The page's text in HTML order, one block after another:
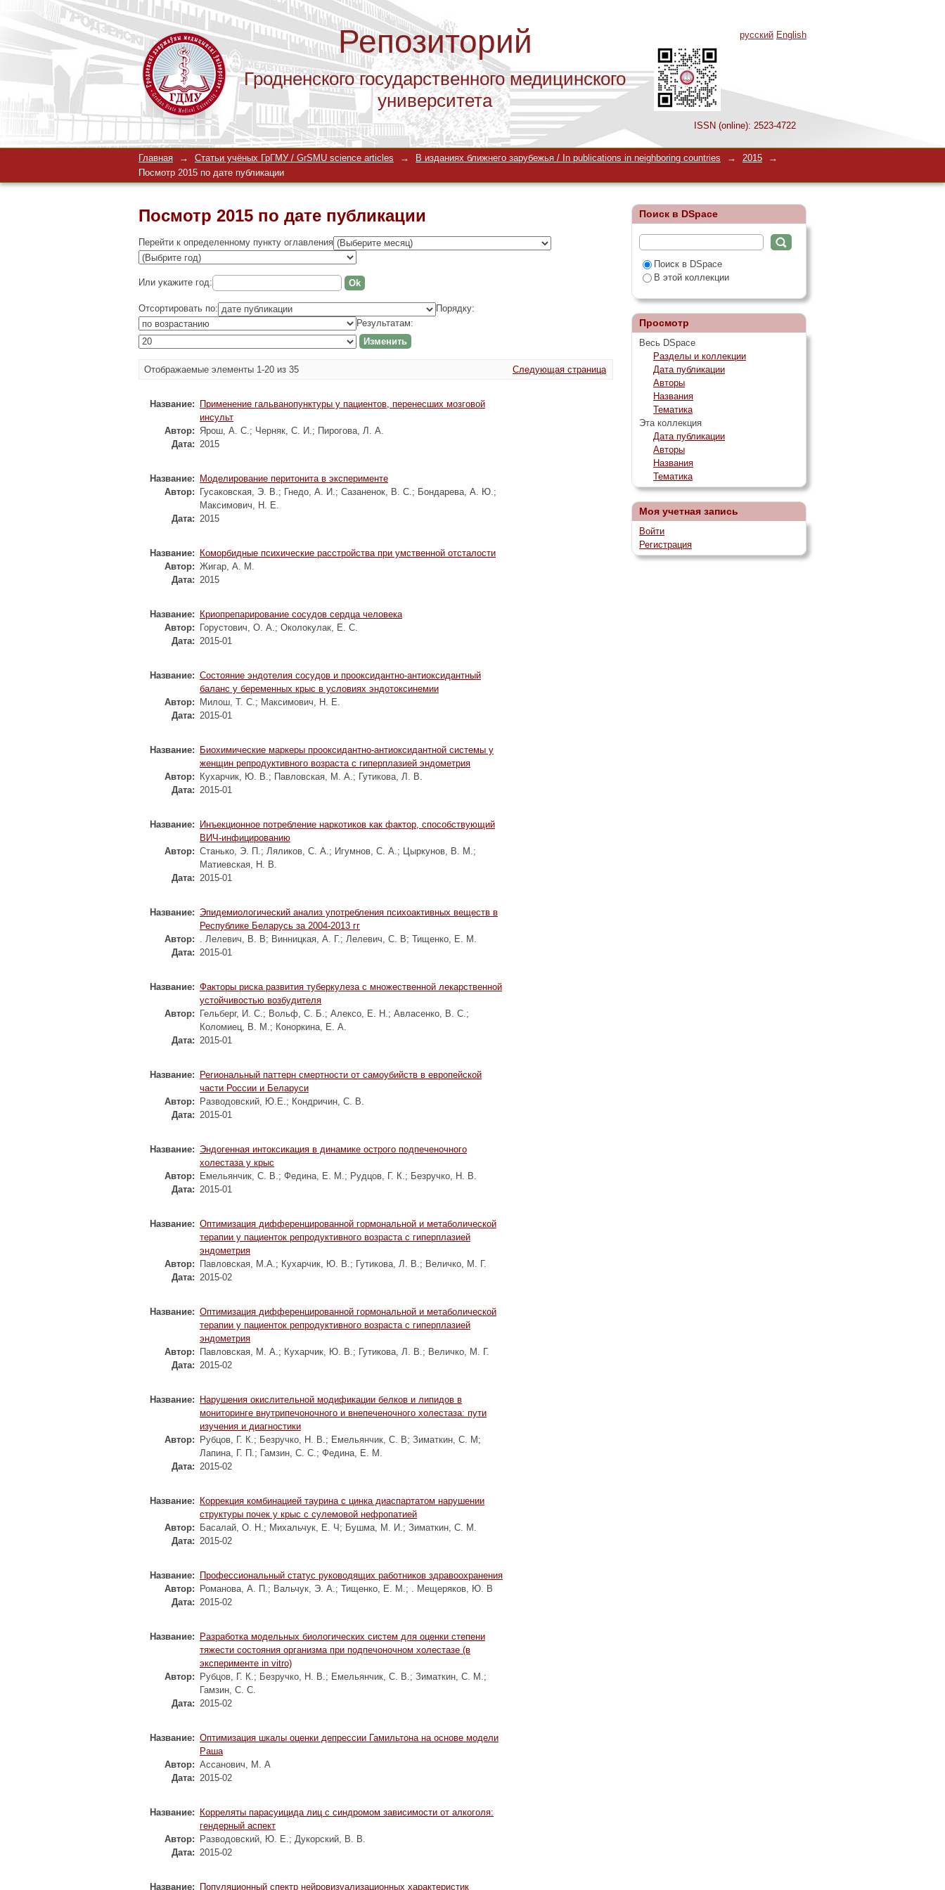
Репозиторий
Гродненского государственного медицинского
университета
ISSN (online): 2523-4722
Посмотр 2015 по дате публикации
русский English
Главная → Статьи учёных ГрГМУ / GrSMU science articles → В изданиях ближнего зарубежья / In publications in neighboring countries → 2015
→
Посмотр 2015 по дате публикации
Посмотр 2015 по дате публикации
Перейти к определенному пункту оглавления
Или укажите год:
Отсортировать по:
Порядку:
Результатам:
Отображаемые элементы 1-20 из 35 Следующая страница
Название:
Применение гальванопунктуры у пациентов, перенесших мозговой
инсульт
Автор: Ярош, А. С.; Черняк, С. И.; Пирогова, Л. А.
Дата: 2015
Название:
Моделирование перитонита в эксперименте
Автор:
Гусаковская, Э. В.; Гнедо, А. И.; Сазаненок, В. С.; Бондарева, А. Ю.;
Максимович, Н. Е.
Дата: 2015
Название:
Коморбидные психические расстройства при умственной отсталости
Автор: Жигар, А. М.
Дата: 2015
Название:
Криопрепарирование сосудов сердца человека
Автор:
Горустович, О. А.; Околокулак, Е. С.
Дата: 2015-01
Название: Состояние эндотелия сосудов и прооксидантно-антиоксидантный
баланс у беременных крыс в условиях эндотоксинемии
Автор:
Милош, Т. С.; Максимович, Н. Е.
Дата: 2015-01
Название:
Биохимические маркеры прооксидантно-антиоксидантной системы у
женщин репродуктивного возраста с гиперплазией эндометрия
Автор:
Кухарчик, Ю. В.; Павловская, М. А.; Гутикова, Л. В.
Дата: 2015-01
Название:
Инъекционное потребление наркотиков как фактор, способствующий
ВИЧ-инфицированию
Автор: Станько, Э. П.; Ляликов, С. А.; Игумнов, С. А.; Цыркунов, В. М.;
Матиевская, Н. В.
Дата: 2015-01
Название: Эпидемиологический анализ употребления психоактивных веществ в
Республике Беларусь за 2004-2013 гг
Автор: . Лелевич, В. В; Винницкая, А. Г.; Лелевич, С. В; Тищенко, Е. М.
Дата: 2015-01
Название: Факторы риска развития туберкулеза с множественной лекарственной
устойчивостью возбудителя
Автор:
Гельберг, И. С.; Вольф, С. Б.; Алексо, Е. Н.; Авласенко, В. С.;
Коломиец, В. М.; Коноркина, Е. А.
Дата: 2015-01
Название:
Региональный паттерн смертности от самоубийств в европейской
части России и Беларуси
Автор:
Разводовский, Ю.Е.; Кондричин, С. В.
Дата: 2015-01
Название: Эндогенная интоксикация в динамике острого подпеченочного
холестаза у крыс
Автор:
Емельянчик, С. В.; Федина, Е. М.; Рудцов, Г. К.; Безручко, Н. В.
Дата: 2015-01
Название: Оптимизация дифференцированной гормональной и метаболической
терапии у пациенток репродуктивного возраста с гиперплазией
эндометрия
Автор:
Павловская, М.А.; Кухарчик, Ю. В.; Гутикова, Л. В.; Величко, М. Г.
Дата: 2015-02
Название: Оптимизация дифференцированной гормональной и метаболической
терапии у пациенток репродуктивного возраста с гиперплазией
эндометрия
Автор:
Павловская, М. А.; Кухарчик, Ю. В.; Гутикова, Л. В.; Величко, М. Г.
Дата: 2015-02
Название:
Нарушения окислительной модификации белков и липидов в
мониторинге внутрипечоночного и внепеченочного холестаза: пути
изучения и диагностики
Автор:
Рубцов, Г. К.; Безручко, Н. В.; Емельянчик, С. В; Зиматкин, С. М ;
Лапина, Г. П.; Гамзин, С. С.; Федина, Е. М.
Дата: 2015-02
Название:
Коррекция комбинацией таурина с цинка диаспартатом нарушении
структуры почек у крыс с сулемовой нефропатией
Автор:
Басалай, О. Н.; Михальчук, Е. Ч ; Бушма, М. И.; Зиматкин, С. М.
Дата: 2015-02
Название:
Профессиональный статус руководящих работников здравоохранения
Автор:
Романова, А. П.; Вальчук, Э. А.; Тищенко, Е. М.; . Мещеряков, Ю. В
Дата: 2015-02
Название:
Разработка модельных биологических систем для оценки степени
тяжести состояния организма при подпечоночном холестазе (в
эксперименте in vitro)
Автор:
Рубцов, Г. К.; Безручко, Н. В.; Емельянчик, С. В.; Зиматкин, С. М.;
Гамзин, С. С.
Дата: 2015-02
Название: Оптимизация шкалы оценки депрессии Гамильтона на основе модели
Раша
Автор: Ассанович, М. А
Дата: 2015-02
Название:
Корреляты парасуицида лиц с синдромом зависимости от алкоголя:
гендерный аспект
Автор:
Разводовский, Ю. Е.; Дукорский, В. В.
Дата: 2015-02
Название: Популяционный спектр нейровизуализационных характеристик
Поиск в DSpace
Поиск в DSpace
В этой коллекции
Просмотр
Весь DSpace
Разделы и коллекции
Дата публикации
Авторы
Названия
Тематика
Эта коллекция
Дата публикации
Авторы
Названия
Тематика
Моя учетная запись
Войти
Регистрация